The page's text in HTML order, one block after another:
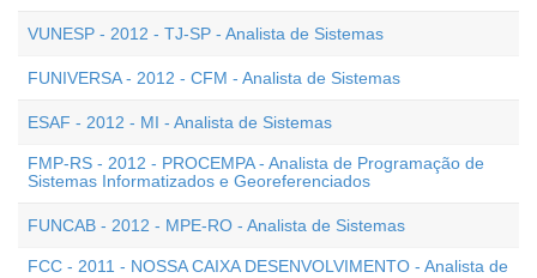
VUNESP - 2012 - TJ-SP - Analista de Sistemas
FUNIVERSA - 2012 - CFM - Analista de Sistemas
ESAF - 2012 - MI - Analista de Sistemas
FMP-RS - 2012 - PROCEMPA - Analista de Programação de
Sistemas Informatizados e Georeferenciados
FUNCAB - 2012 - MPE-RO - Analista de Sistemas
FCC - 2011 - NOSSA CAIXA DESENVOLVIMENTO - Analista de